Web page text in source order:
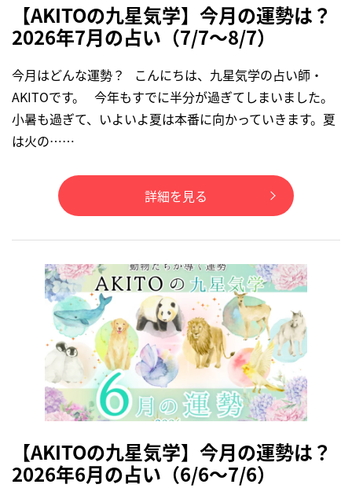
【AKITOの九星気学】今月の運勢は？
2026年7月の占い（7/7～8/7）
今月はどんな運勢？ こんにちは、九星気学の占い師・
AKITOです。 今年もすでに半分が過ぎてしまいました。
小暑も過ぎて、いよいよ夏は本番に向かっていきます。夏
は火の……
詳細を見る
【AKITOの九星気学】今月の運勢は？
2026年6月の占い（6/6～7/6）